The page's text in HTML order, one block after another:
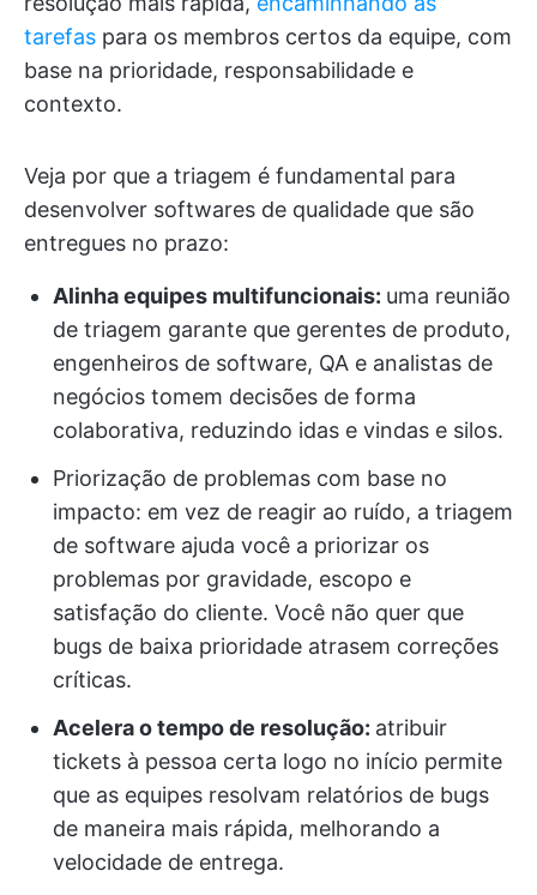
tarefas para os membros certos da equipe, com
base na prioridade, responsabilidade e
contexto.
Veja por que a triagem é fundamental para
desenvolver softwares de qualidade que são
entregues no prazo:
Alinha equipes multifuncionais: uma reunião
de triagem garante que gerentes de produto,
engenheiros de software, QA e analistas de
negócios tomem decisões de forma
colaborativa, reduzindo idas e vindas e silos.
Priorização de problemas com base no
impacto: em vez de reagir ao ruído, a triagem
de software ajuda você a priorizar os
problemas por gravidade, escopo e
satisfação do cliente. Você não quer que
bugs de baixa prioridade atrasem correções
críticas.
Acelera o tempo de resolução: atribuir
tickets à pessoa certa logo no início permite
que as equipes resolvam relatórios de bugs
de maneira mais rápida, melhorando a
velocidade de entrega.